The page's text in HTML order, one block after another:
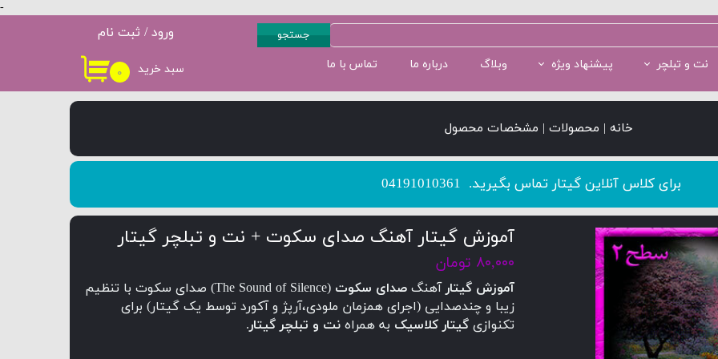
-
۰ سبد خرید نت و تبلچر پیشنهاد ویژه وبلاگ درباره ما تماس با ما
ورود / ثبت نام
حساب کاربری من
تغییر گذر واژه
کاربری
جستجو
خانه | محصولات | مشخصات محصول
​​​​​​​برای کلاس آنلاین گیتار تماس بگیرید. 04191010361
آموزش گیتار آهنگ صدای سکوت + نت و تبلچر گیتار
۸۰,۰۰۰ تومان
آموزش گیتار آهنگ صدای سکوت
(The Sound of Silence) صدای سکوت با تنظیم
زیبا و چندصدایی (اجرای همزمان ملودی،آرپژ و آکورد توسط یک گیتار) برای
تکنوازی گیتار کلاسیک به همراه نت و تبلچر گیتار.